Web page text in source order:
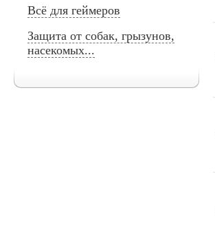
Всё для геймеров
Защита от собак, грызунов,
насекомых...